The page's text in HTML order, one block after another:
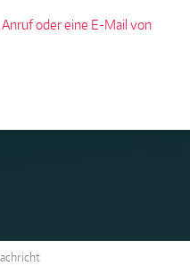
Anruf oder eine E-Mail von